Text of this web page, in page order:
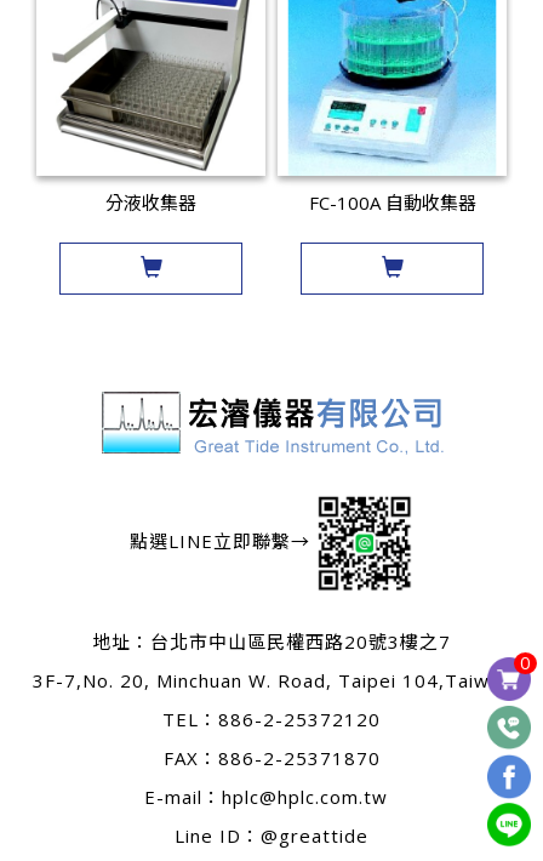
0
分液收集器 FC-100A 自動收集器
點選LINE立即聯繫→
地址： 台北市中山區民權西路20號3樓之7
3F-7,No. 20, Minchuan W. Road, Taipei 104,Taiwan
TEL： 886-2-25372120
FAX：886-2-25371870
E-mail： hplc@hplc.com.tw
Line ID：@greattide